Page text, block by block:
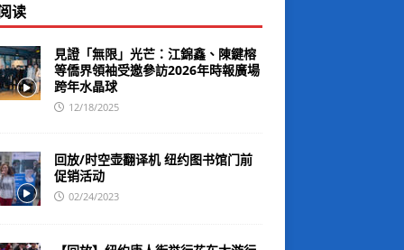
读
見證「無限」光芒：江錦鑫、陳鍵榕
等僑界領袖受邀參訪2026年時報廣場
跨年水晶球
12/18/2025
回放/时空壶翻译机 纽约图书馆门前
促销活动
02/24/2023